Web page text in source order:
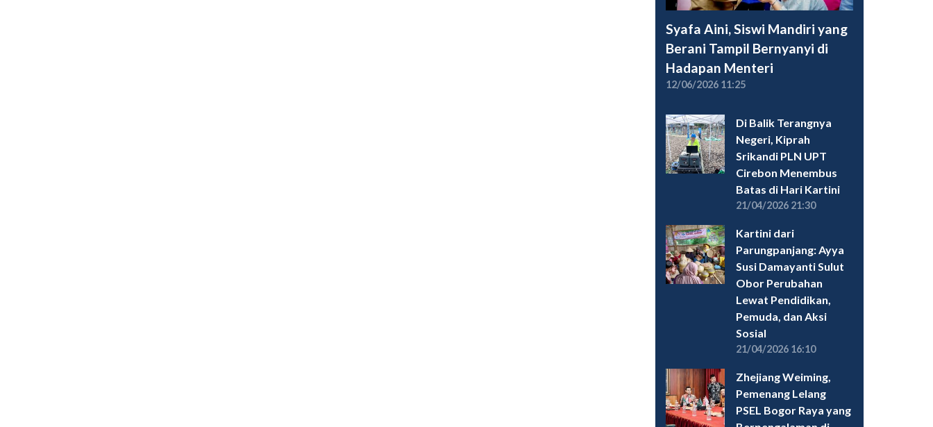
Syafa Aini, Siswi Mandiri yang
Berani Tampil Bernyanyi di
Hadapan Menteri
12/06/2026 11:25
Di Balik Terangnya
Negeri, Kiprah
Srikandi PLN UPT
Cirebon Menembus
Batas di Hari Kartini
21/04/2026 21:30
Kartini dari
Parungpanjang: Ayya
Susi Damayanti Sulut
Obor Perubahan
Lewat Pendidikan,
Pemuda, dan Aksi
Sosial
21/04/2026 16:10
Zhejiang Weiming,
Pemenang Lelang
PSEL Bogor Raya yang